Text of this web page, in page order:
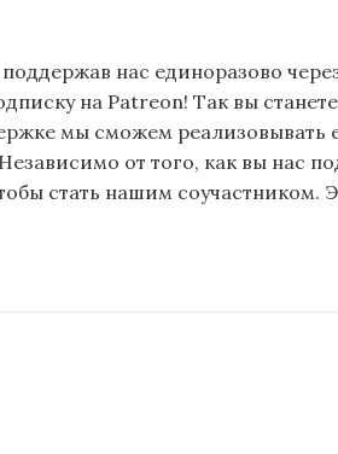
нас единоразово
на Patreon! Так вы
мы сможем реализовывать
от того, как вы нас
стать нашим соучастником.